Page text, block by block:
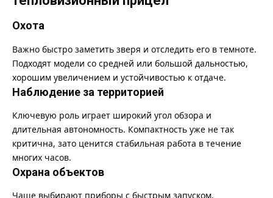
Охота
Важно быстро заметить зверя и отследить его в темноте.
Подходят модели со средней или большой дальностью,
хорошим увеличением и устойчивостью к отдаче.
Наблюдение за территорией
Ключевую роль играет широкий угол обзора и
длительная автономность. Компактность уже не так
критична, зато ценится стабильная работа в течение
многих часов.
Охрана объектов
Чаще выбирают приборы с быстрым запуском,